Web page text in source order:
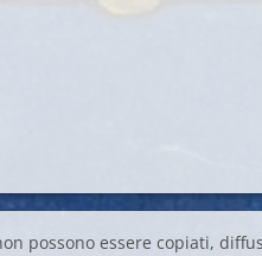
possono essere copiati,